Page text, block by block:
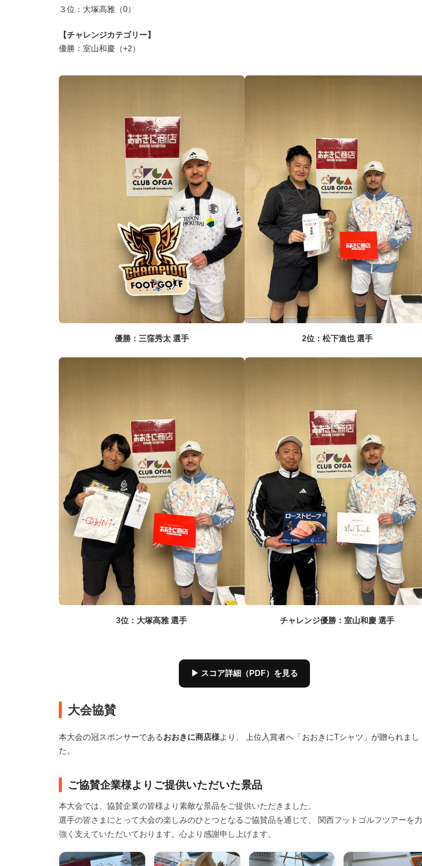
３位：大塚高雅（0）
【チャレンジカテゴリー】
優勝：室山和慶（+2）
優勝：三窪秀太 選手 2位：松下進也 選手
3位：大塚高雅 選手 チャレンジ優勝：室山和慶 選手
▶ スコア詳細（PDF）を見る
大会協賛
本大会の冠スポンサーであるおおきに商店様より、 上位入賞者へ「おおきにTシャツ」が贈られまし
た。
ご協賛企業様よりご提供いただいた景品
本大会では、協賛企業の皆様より素敵な景品をご提供いただきました。
選手の皆さまにとって大会の楽しみのひとつとなるご協賛品を通じて、 関西フットゴルフツアーを力
強く支えていただいております。心より感謝申し上げます。